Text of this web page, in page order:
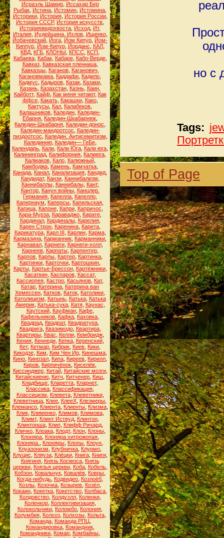
Исраэль Шамир, Иссахар Бер
Рыбак Истина Истомин Истомина
Историки, История, История России,
История СССР, История искусств
Историяжидохвоста Исход Ит,
Италия, Иудейщина, Ихлов, Ищенко,
Йобачевский Йога Йом Кипур Йом-
Киппур, Йом-Кипур, Йорданс КАЛ,
КВД КГБ КЛОНЫ КПСС КСП
Кабаева, Кабак, Кабаре, Кабо-Верде,
Кавказ, Кавказская пленница,
Кавказцы, Каганов, Каганович
Кагановмама Каддафи Кадило
Кадмус
Кадыров, Казак, Казаки,
Казань, Казахстан, Казнь, Каин,
Кайботт, Кайф, Как меня читают, Как
ффсе, Какать, Какашки, Како,
Кактусы Кал Калабеков
Калашников Каледин Каледин-
Ебарня Каледин-Шкабарнюк
Каледин-Шкабарня Каледин-донос
Каледин-мандоотсос
Каледин-
пиздоотсос
Каледин. Антисемитизм
Калединню, Каледин— ГеБе,
Календарь Кали Кали Юга Кали юга
Калининград Калифорния Калиюга
Калмаков, Кало, Калюжный,
Камбоджа Камень Камчатка
Канада Канал Канализация Кандид
Кандидат, Канзи, Каннибализм
Каннибаллы, Каннибалы, Кант,
Кантор, Канун войны, Канцлер.
Германия Капелла Капелло
Капернаум
Каперсы Капильская
Капица, Капоне, Капри, Капричос
Кара-Мурза, Караваджо, Карате,
Кардинал, Кардиналы, Карелия,
Карен Строн Каренина Карета
Карикатура, Карл III Карлин, Карма,
Кармазина Карманник Карманники
Карнавал, Карнеги, Карнеги-холл,
Карнеев, Карпаты, Карпентер,
Карпов Карпы Картер Картинка
Картинки Карточки Картошкин
Карты, Картье-Брессон, Картёжники,
Касаткин, Каспаров, Кассат,
Кассиопея Кастро Касьянов Кат,
Катар Катерина Катерина ван
Хемессен Катков Каток Католики
Католицизм
Катынь, Катька, Катька
Америк, Катька-сука, Катя, Каунас
Каутский, Кауфман, Кафе,
Кафельников Кафка Каховка
Квадрад Квадрат, Квадратура
Квадрига, Квазимодо, Квартира,
Квартиры, Квас Келли, Кембридж,
Кения, Кеннеди, Кепка, Керенский,
Кет, Кетмар Кибрик Киев Кики
Кикодзе, Ким Ким Чен Ир, Кинешма,
Кино Кинозал Кипа Киреев Кирилл
Киров Кирпичёнок Киселёв
Киссинджер, Китай, Китайские мозги,
Китайскиеню Китч Китченер Киш
Кладбище Кларетта Кларнет,
Классика Классификация
Классицизм
Клевета, Клеветники,
Клеветница Клее КлееХ Клезмеры
Клемансо Клиента Клиенты Клизма
Клик, Клименко, Климов, Климова,
Климт, Клинт Иствуд, Клинтон,
Клинтонша, Клип, Клифф Ричард,
Кличко, Клоака, Клодт, Клон, Клоны,
Клоняра Клоняра хитрожопая
Клоняра.
Клоняры Клопы Клоун
Клуазонизм
Клубничка Клурмо
Клуцис
Кляуза, Клёцки, Книга, Книги,
Княгиня, Князь Космоса, Князь
церкви, Князья церкви, Коба, Кобель,
Кобзон Ковальчук Ковалёв Ковры
Когда-нибудь Кодвидео Козлоёб
Козлы Козочка Козырев Козёл
Кокаин Кокетка Кокетство Колбаса
Колдовство, Колдуэлл, Коленки,
Коленкор, Коллективизация,
Колокольчики Коломбо Колония
Колумбия, Колхоз, Колхозы, Кольта,
Команда, Команда РПЦ
Командировка, Командник,
Командники Комар Комбайны
но с
Tags:
Top of Page